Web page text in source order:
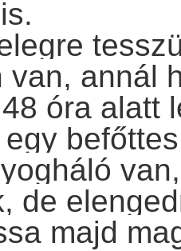
van, annál
óra alatt
de
majd